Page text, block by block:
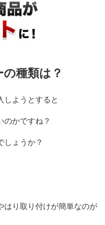
種類は？
しようとすると
のかですね？
しょうか？
はり取り付けが簡単なのが